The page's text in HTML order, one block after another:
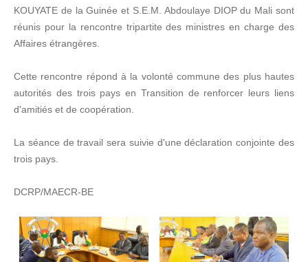
KOUYATE de la Guinée et S.E.M. Abdoulaye DIOP du Mali sont
réunis pour la rencontre tripartite des ministres en charge des
Affaires étrangères.
Cette rencontre répond à la volonté commune des plus hautes
autorités des trois pays en Transition de renforcer leurs liens
d'amitiés et de coopération.
La séance de travail sera suivie d'une déclaration conjointe des
trois pays.
DCRP/MAECR-BE